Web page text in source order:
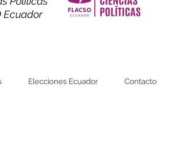
Ecuador
Elecciones Ecuador Contacto